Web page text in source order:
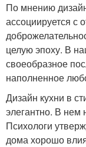
По мнению
ассоциируется с
целую эпоху. В
своеобразное
наполненное
Дизайн кухни в
элегантно. В
Психологи
дома хорошо